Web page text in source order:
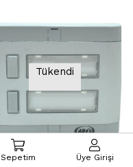
Tükendi
Sepetim Üye Girişi